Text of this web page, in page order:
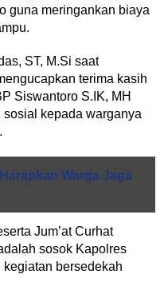
guna meringankan biaya
ST, M.Si saat
terima kasih
Siswantoro S.IK, MH
kepada warganya
Warga Jaga
Jum’at Curhat
sosok Kapolres
bersedekah